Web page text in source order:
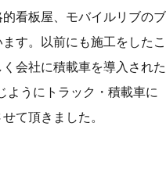
看板屋、モバイルリブのブ
す。以前にも施工をしたこ
会社に積載車を導入された
ようにトラック・積載車に
て頂きました。